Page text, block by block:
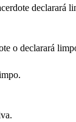
declarará
o declarará